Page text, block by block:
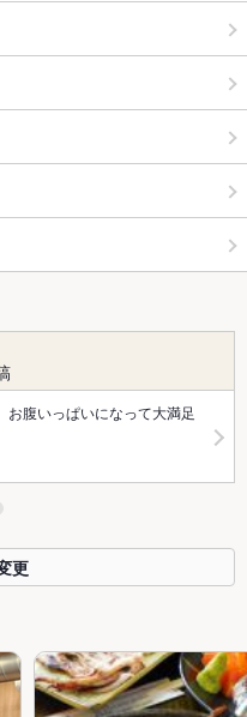
腹いっぱいになって大満足
更